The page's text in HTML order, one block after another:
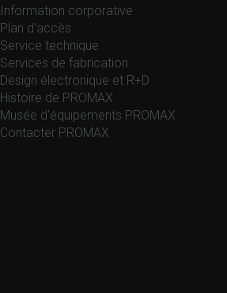
Information corporative
Plan d'accès
Service technique
Services de fabrication
Design électronique et R+D
Histoire de PROMAX
Musée d'équipements PROMAX
Contacter PROMAX